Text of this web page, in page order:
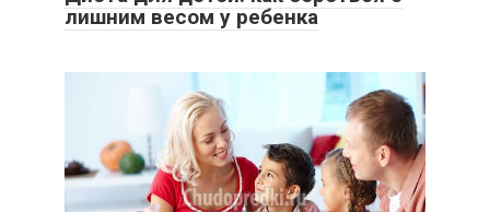
лишним весом у ребенка